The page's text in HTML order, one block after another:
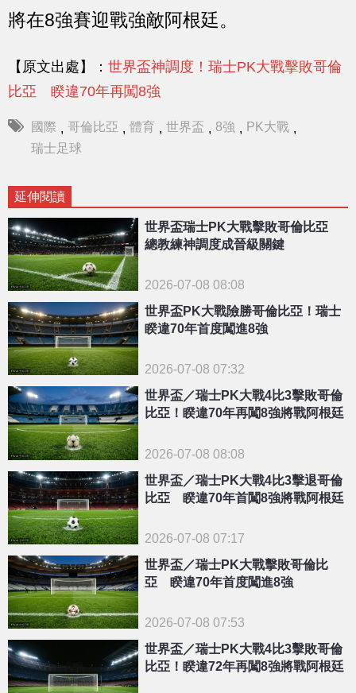
將在8強賽迎戰強敵阿根廷。
【原文出處】： 世界盃神調度！瑞士PK大戰擊敗哥倫
比亞 睽違70年再闖8強
國際 , 哥倫比亞 , 體育 , 世界盃 , 8強 , PK大戰 ,
瑞士足球
延伸閱讀
世界盃瑞士PK大戰擊敗哥倫比亞
總教練神調度成晉級關鍵
2026-07-08 08:08
世界盃PK大戰險勝哥倫比亞！瑞士
睽違70年首度闖進8強
2026-07-08 07:32
世界盃／瑞士PK大戰4比3擊敗哥倫
比亞！睽違70年再闖8強將戰阿根廷
2026-07-08 08:08
世界盃／瑞士PK大戰4比3擊退哥倫
比亞 睽違70年首闖8強將戰阿根廷
2026-07-08 07:17
世界盃／瑞士PK大戰擊敗哥倫比
亞 睽違70年首度闖進8強
2026-07-08 07:53
世界盃／瑞士PK大戰4比3擊敗哥倫
比亞！睽違72年再闖8強將戰阿根廷